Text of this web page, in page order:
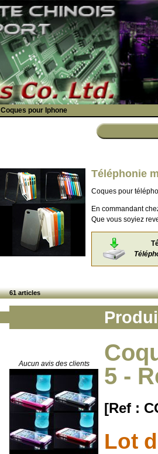
Coques pour Iphone
Téléphonie
Coques pour
En commandant
Que vous soyiez
61 articles
Aucun avis des clients
5 -
[Ref :
Lot